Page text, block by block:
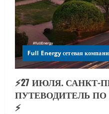
Full Energy сетевая
⚡️27 ИЮЛЯ. САНКТ-
ПУТЕВОДИТЕЛЬ ПО
⚡️